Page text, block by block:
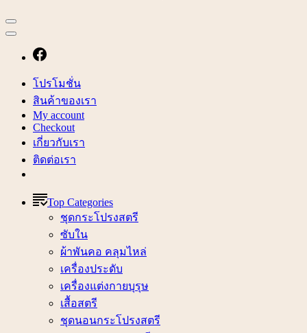
โปรโมชั่น
สินค้าของเรา
My account
Checkout
เกี่ยวกับเรา
ติดต่อเรา
Top Categories
ชุดกระโปรงสตรี
ซับใน
ผ้าพันคอ คลุมไหล่
เครื่องประดับ
เครื่องแต่งกายบุรุษ
เสื้อสตรี
ชุดนอนกระโปรงสตรี